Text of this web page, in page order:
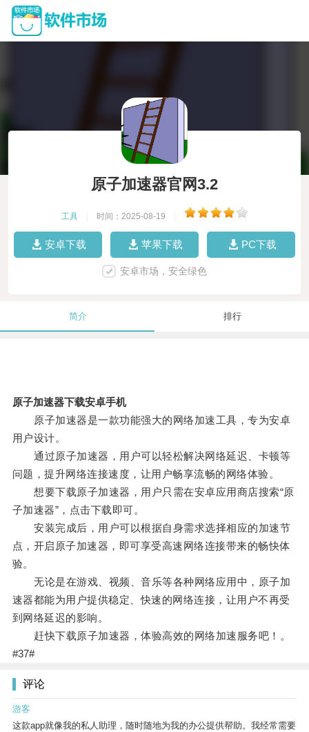
原子加速器官网3.2
工具 时间：2025-08-19
安卓下载 苹果下载 PC下载
安卓市场，安全绿色
简介 排行
原子加速器下载安卓手机
原子加速器是一款功能强大的网络加速工具，专为安卓
用户设计。
通过原子加速器，用户可以轻松解决网络延迟、卡顿等
问题，提升网络连接速度，让用户畅享流畅的网络体验。
想要下载原子加速器，用户只需在安卓应用商店搜索“原
子加速器”，点击下载即可。
安装完成后，用户可以根据自身需求选择相应的加速节
点，开启原子加速器，即可享受高速网络连接带来的畅快体
验。
无论是在游戏、视频、音乐等各种网络应用中，原子加
速器都能为用户提供稳定、快速的网络连接，让用户不再受
到网络延迟的影响。
赶快下载原子加速器，体验高效的网络加速服务吧！。
#37#
评论
游客
这款app就像我的私人助理，随时随地为我的办公提供帮助。我经常需要